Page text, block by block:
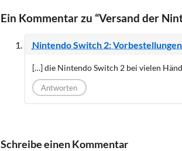
Ein Kommentar zu “Versand der
Nintendo Switch 2:
[…] die Nintendo Switch 2 bei vielen
Antworten
Schreibe einen Kommentar